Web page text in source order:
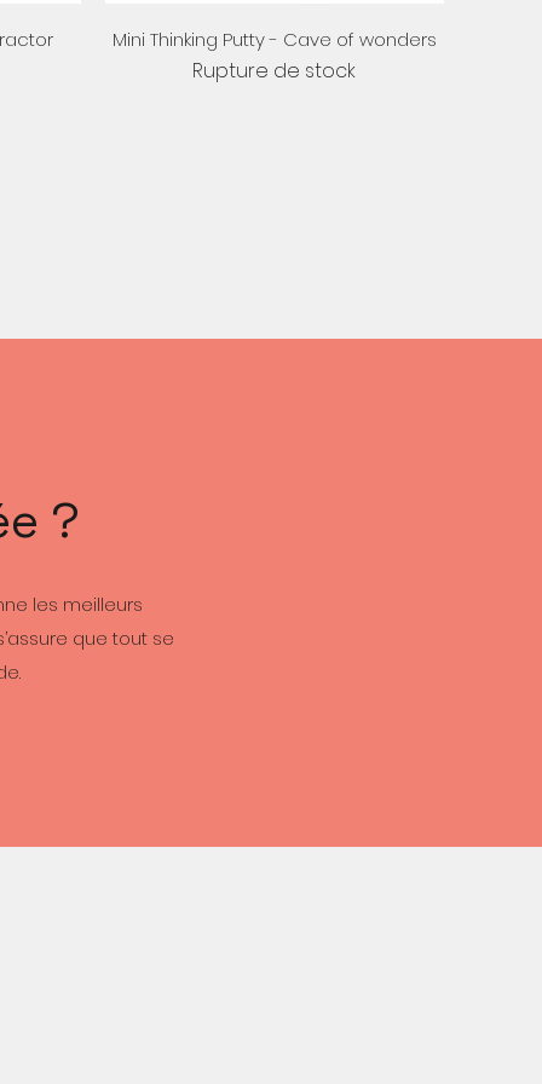
Aperçu rapide
Mini Thinking Putty - Cave of wonders
Rupture de stock
?
les meilleurs
que tout se